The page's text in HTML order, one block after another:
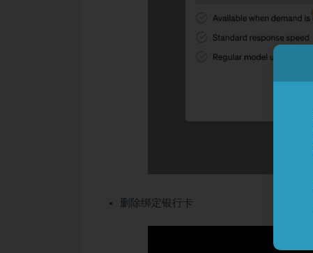
删除绑定银行卡